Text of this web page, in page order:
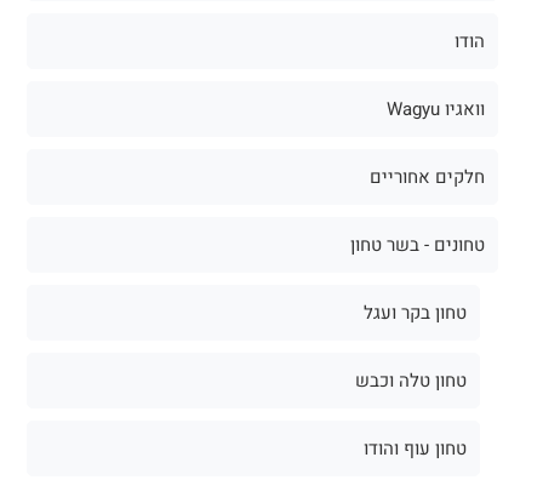
הודו
וואגיו Wagyu
חלקים אחוריים
טחונים - בשר טחון
טחון בקר ועגל
טחון טלה וכבש
טחון עוף והודו